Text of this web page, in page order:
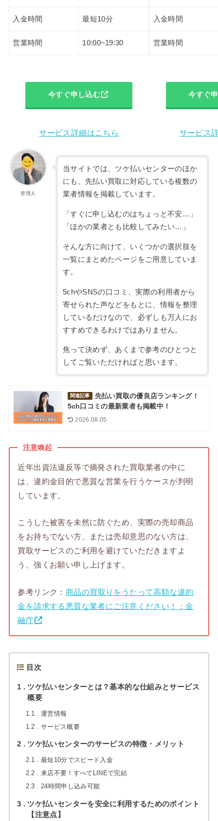
入金時間 最短10分
営業時間 10:00~19:30
今すぐ申し込む
サービス詳細はこちら
入金時間
営業時間
今すぐ
サービス
管理人
当サイトでは、ツケ払いセンターのほか
にも、先払い買取に対応している複数の
業者情報を掲載しています。
「すぐに申し込むのはちょっと不安…」
「ほかの業者とも比較してみたい…」
そんな方に向けて、いくつかの選択肢を
一覧にまとめたページをご用意していま
す。
5chやSNSの口コミ、実際の利用者から
寄せられた声などをもとに、情報を整理
しているだけなので、必ずしも万人にお
すすめできるわけではありません。
焦って決めず、あくまで参考のひとつと
してご覧いただければと思います。
関連記事
先払い買取の優良店ランキング！
5ch口コミの最新業者も掲載中！
2026.08.05
注意喚起
近年出資法違反等で摘発された買取業者の中に
は、違約金目的で悪質な営業を行うケースが判明
しています。
こうした被害を未然に防ぐため、実際の売却商品
をお持ちでない方、または売却意思のない方は、
買取サービスのご利用を避けていただきますよ
う、強くお願い申し上げます。
参考リンク： 商品の買取りをうたって高額な違約
金を請求する悪質な業者にご注意ください！：金
融庁
目次
1
ツケ払いセンターとは？基本的な仕組みとサービス
概要
1.1
運営情報
1.2
サービス概要
2 ツケ払いセンターのサービスの特徴・メリット
2.1
最短10分でスピード入金
2.2
来店不要！すべてLINEで完結
2.3
24時間申し込み可能
3
ツケ払いセンターを安全に利用するためのポイント
【注意点】